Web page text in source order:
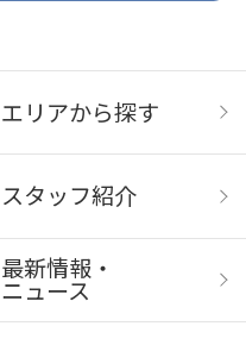
エリアから探す
スタッフ紹介
最新情報・
ニュース